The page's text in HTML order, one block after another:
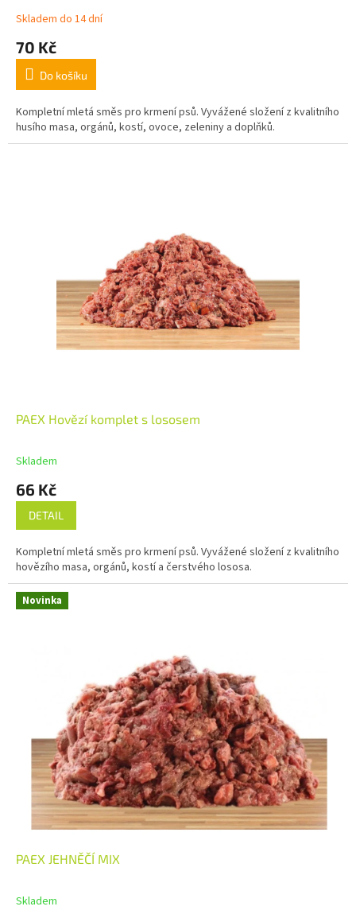
Skladem do 14 dní
70 Kč
Do košíku
Kompletní mletá směs pro krmení psů. Vyvážené složení z kvalitního
husího masa, orgánů, kostí, ovoce, zeleniny a doplňků.
PAEX Hovězí komplet s lososem
Skladem
66 Kč
DETAIL
Kompletní mletá směs pro krmení psů. Vyvážené složení z kvalitního
hovězího masa, orgánů, kostí a čerstvého lososa.
Novinka
PAEX JEHNĚČÍ MIX
Skladem